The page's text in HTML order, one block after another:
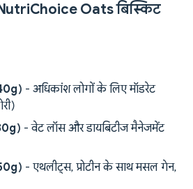
Oats बिस्किट
- अधिकांश लोगों के लिए मॉडरेट
- वेट लॉस और डायबिटीज मैनेजमेंट
- एथलीट्स, प्रोटीन के साथ मसल गेन,